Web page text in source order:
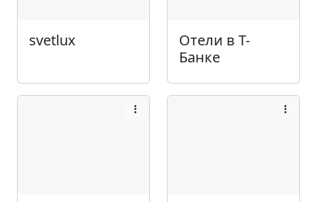
svetlux
Отели в Т-
Банке